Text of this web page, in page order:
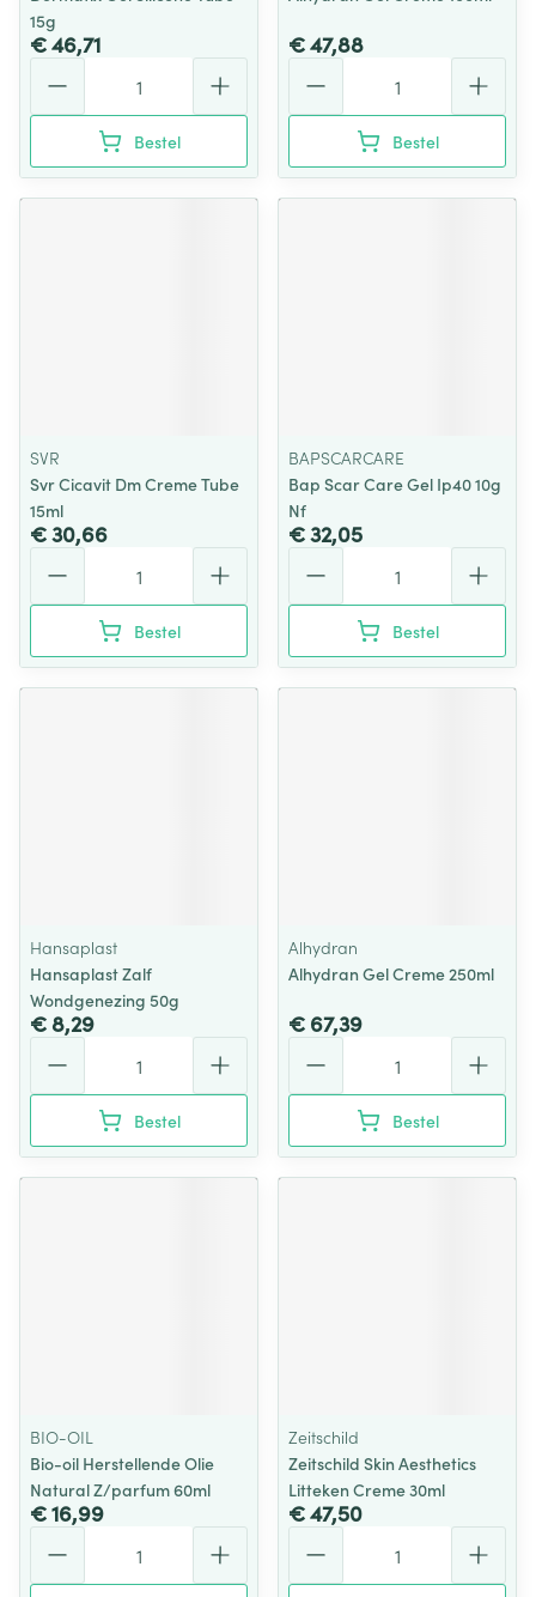
15g
€ 46,71
Bestel
€ 47,88
Bestel
SVR
Svr Cicavit Dm Creme Tube
15ml
€ 30,66
Bestel
BAPSCARCARE
Bap Scar Care Gel Ip40 10g
Nf
€ 32,05
Bestel
Hansaplast
Hansaplast Zalf
Wondgenezing 50g
€ 8,29
Bestel
Alhydran
Alhydran Gel Creme 250ml
€ 67,39
Bestel
BIO-OIL
Bio-oil Herstellende Olie
Natural Z/parfum 60ml
€ 16,99
Zeitschild
Zeitschild Skin Aesthetics
Litteken Creme 30ml
€ 47,50